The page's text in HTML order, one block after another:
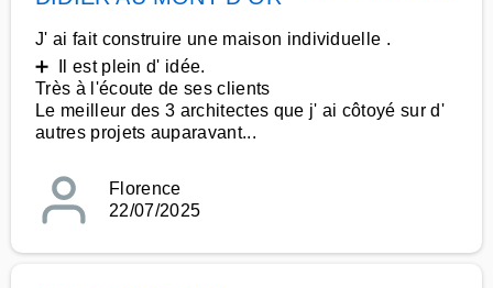
J' ai fait construire une maison individuelle .
➕ Il est plein d' idée.
Très à l'écoute de ses clients
Le meilleur des 3 architectes que j' ai côtoyé sur d'
autres projets auparavant...
Florence
22/07/2025